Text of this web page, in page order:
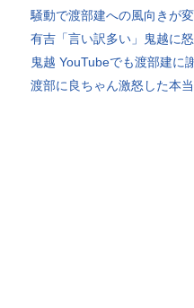
騒動で渡部建への風向きが
有吉「言い訳多い」鬼越に
鬼越 YouTubeでも渡部建に
渡部に良ちゃん激怒した本